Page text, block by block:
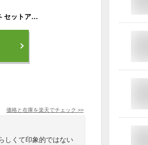
【送料無料】ジャージ 上下セット レディース 秋冬 セットアップ 長袖 パーカー スポーツウェア ロングパンツ おしゃれ ルームウェア 部屋着 ダンス カジュアル 韓国風 スウェット プルオーバー
価格と在庫を楽天でチェック >>
しくて印象的ではない